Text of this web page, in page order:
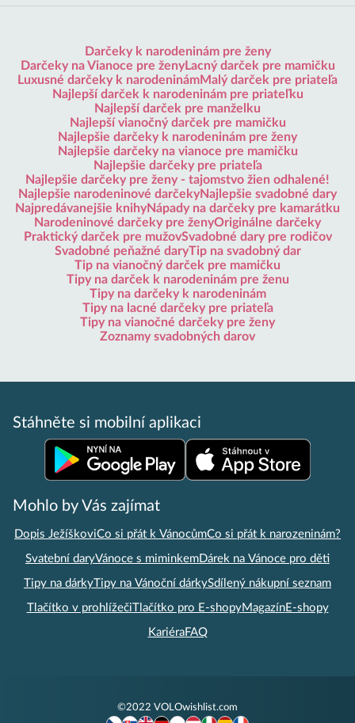
Darčeky k narodeninám pre ženy
Darčeky na Vianoce pre ženyLacný darček pre mamičku
Luxusné darčeky k narodeninámMalý darček pre priateľa
Najlepší darček k narodeninám pre priateľku
Najlepší darček pre manželku
Najlepší vianočný darček pre mamičku
Najlepšie darčeky k narodeninám pre ženy
Najlepšie darčeky na vianoce pre mamičku
Najlepšie darčeky pre priateľa
Najlepšie darčeky pre ženy - tajomstvo žien odhalené!
Najlepšie narodeninové darčekyNajlepšie svadobné dary
Najpredávanejšie knihyNápady na darčeky pre kamarátku
Narodeninové darčeky pre ženyOriginálne darčeky
Praktický darček pre mužovSvadobné dary pre rodičov
Svadobné peňažné daryTip na svadobný dar
Tip na vianočný darček pre mamičku
Tipy na darček k narodeninám pre ženu
Tipy na darčeky k narodeninám
Tipy na lacné darčeky pre priateľa
Tipy na vianočné darčeky pre ženy
Zoznamy svadobných darov
Stáhněte si mobilní aplikaci
Mohlo by Vás zajímat
Dopis JežíškoviCo si přát k VánocůmCo si přát k narozeninám?
Svatební daryVánoce s miminkemDárek na Vánoce pro děti
Tipy na dárkyTipy na Vánoční dárkySdílený nákupní seznam
Tlačítko v prohlížečiTlačítko pro E-shopyMagazínE-shopy
KariéraFAQ
©2022 VOLOwishlist.com